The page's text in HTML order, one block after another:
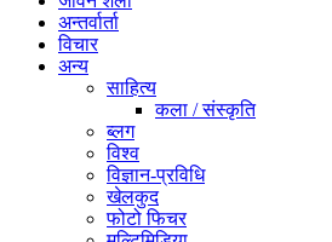
अन्तर्वार्ता
विचार
अन्य
साहित्य
कला / संस्कृति
ब्लग
विश्व
विज्ञान-प्रविधि
खेलकुद
फोटो फिचर